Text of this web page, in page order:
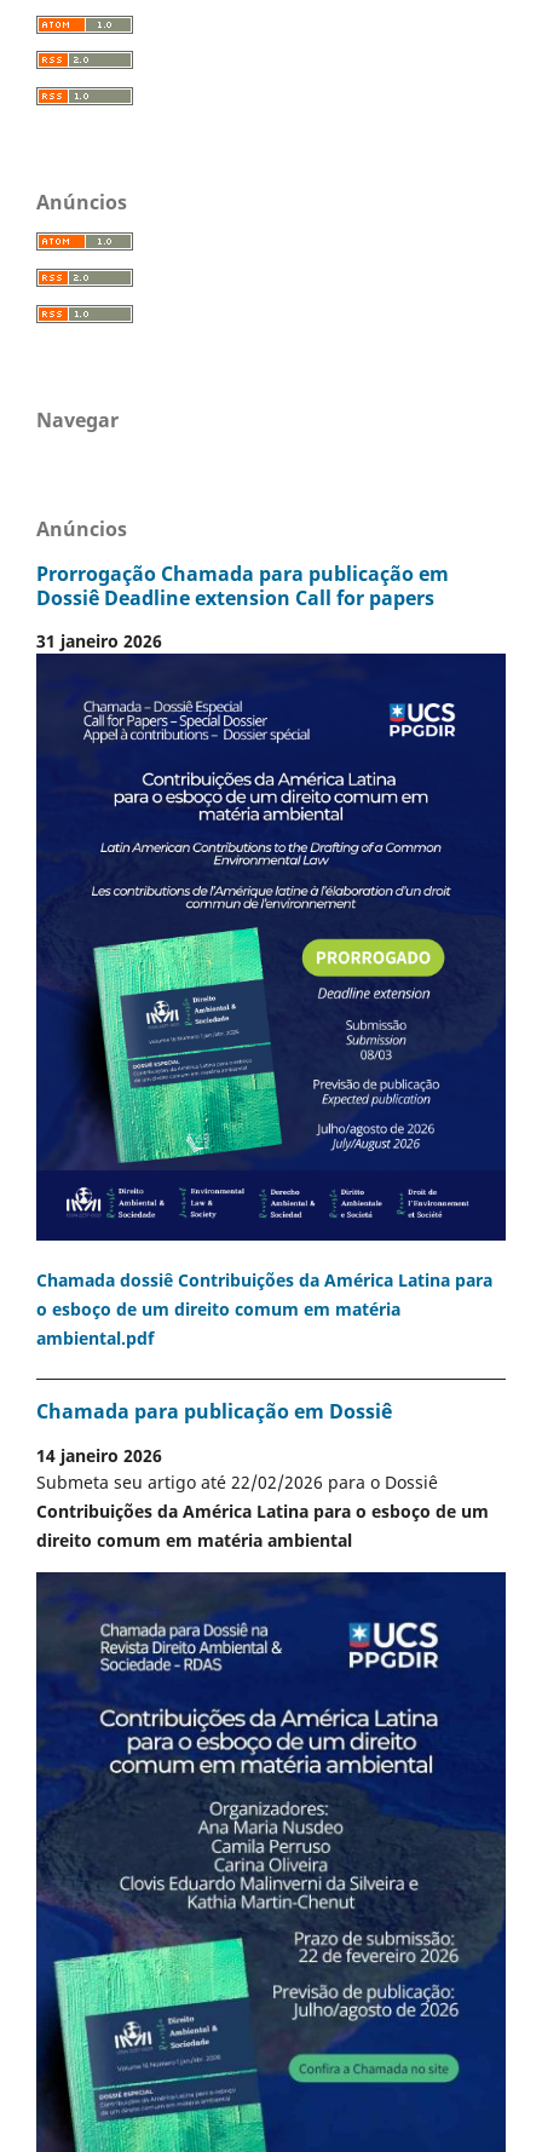
Anúncios
Navegar
Anúncios
Prorrogação Chamada para publicação em
Dossiê Deadline extension Call for papers
31 janeiro 2026
Chamada dossiê Contribuições da América Latina para
o esboço de um direito comum em matéria
ambiental.pdf
Chamada para publicação em Dossiê
14 janeiro 2026
Submeta seu artigo até 22/02/2026 para o Dossiê
Contribuições da América Latina para o esboço de um
direito comum em matéria ambiental